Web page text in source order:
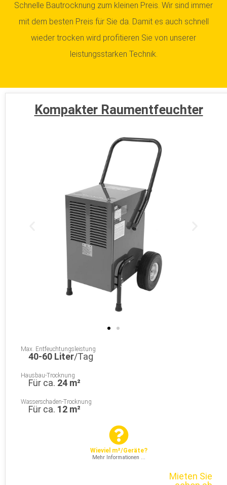
Schnelle Bautrocknung zum kleinen Preis. Wir sind immer
mit dem besten Preis für Sie da. Damit es auch schnell
wieder trocken wird profitieren Sie von unserer
leistungsstarken Technik.
Kompakter Raumentfeuchter
Max. Entfeuchtungsleistung
40-60 Liter/Tag
Hausbau-Trocknung
Für ca. 24 m²
Wasserschaden-Trocknung
Für ca. 12 m²
Wieviel m²/Geräte?
Mehr Informationen ...
Mieten Sie